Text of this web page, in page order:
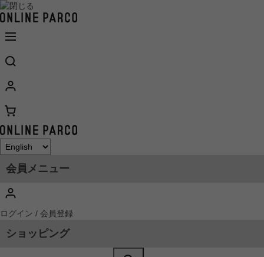
会員メニュー
ログイン / 会員登録
ショッピング